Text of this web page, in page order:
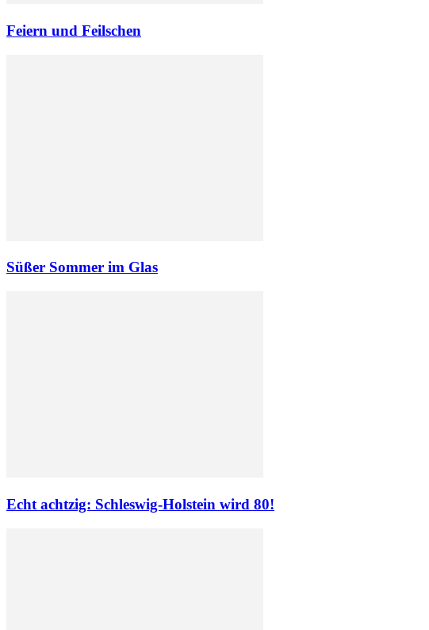
Feiern und Feilschen
Süßer Sommer im Glas
Echt achtzig: Schleswig-Holstein wird 80!